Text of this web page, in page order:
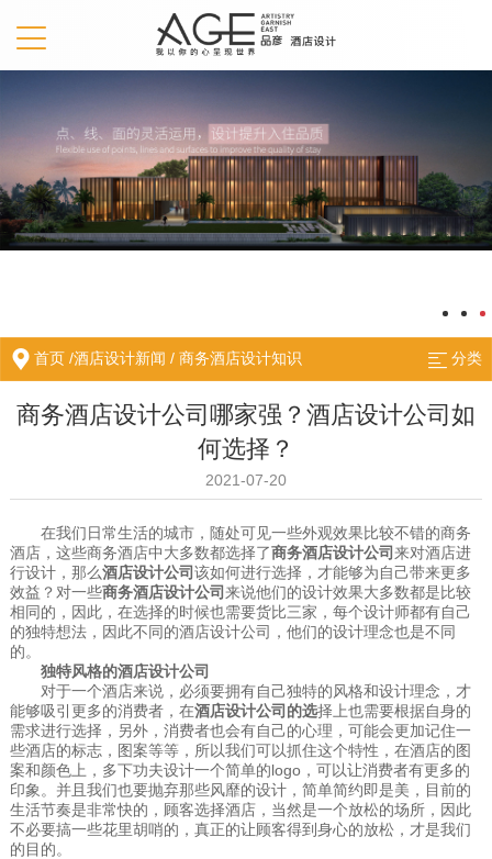
首页 /酒店设计新闻 /商务酒店设计知识 分类
商务酒店设计公司哪家强？酒店设计公司如
何选择？
2021-07-20
在我们日常生活的城市，随处可见一些外观效果比较不错的商务
酒店，这些商务酒店中大多数都选择了商务酒店设计公司来对酒店进
行设计，那么酒店设计公司该如何进行选择，才能够为自己带来更多
效益？对一些商务酒店设计公司来说他们的设计效果大多数都是比较
相同的，因此，在选择的时候也需要货比三家，每个设计师都有自己
的独特想法，因此不同的酒店设计公司，他们的设计理念也是不同
的。
独特风格的酒店设计公司
对于一个酒店来说，必须要拥有自己独特的风格和设计理念，才
能够吸引更多的消费者，在酒店设计公司的选择上也需要根据自身的
需求进行选择，另外，消费者也会有自己的心理，可能会更加记住一
些酒店的标志，图案等等，所以我们可以抓住这个特性，在酒店的图
案和颜色上，多下功夫设计一个简单的logo，可以让消费者有更多的
印象。并且我们也要抛弃那些风靡的设计，简单简约即是美，目前的
生活节奏是非常快的，顾客选择酒店，当然是一个放松的场所，因此
不必要搞一些花里胡哨的，真正的让顾客得到身心的放松，才是我们
的目的。